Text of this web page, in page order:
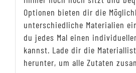
Optionen bieten dir die
unterschiedliche Materialien
du jedes Mal einen
kannst. Lade dir die
herunter, um alle Zutaten